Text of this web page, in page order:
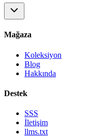
Mağaza
Koleksiyon
Blog
Hakkında
Destek
SSS
İletişim
llms.txt